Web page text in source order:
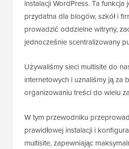
instalacji WordPress. Ta funkcja
przydatna dla blogów, szkół i
prowadzić oddzielne witryny,
jednocześnie scentralizowany
Używaliśmy sieci multisite do
internetowych i uznaliśmy ją za
organizowaniu treści do wielu
W tym przewodniku
prawidłowej instalacji i
multisite, zapewniając